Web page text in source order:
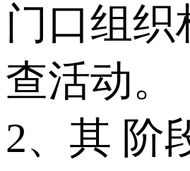
门口组织
查活动。
2、其 阶